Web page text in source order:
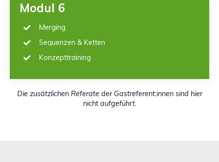
Modul 6
Merging
Sequenzen & Ketten
Konzepttraining
Die zusätzlichen Referate der Gastreferent:innen sind hier
nicht aufgeführt.